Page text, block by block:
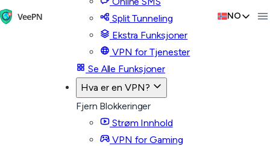
Split Tunneling
Ekstra Funksjoner
VPN for Tjenester
Se Alle Funksjoner
Hva er en VPN?
Fjern Blokkeringer
Strøm Innhold
VPN for Gaming
NO